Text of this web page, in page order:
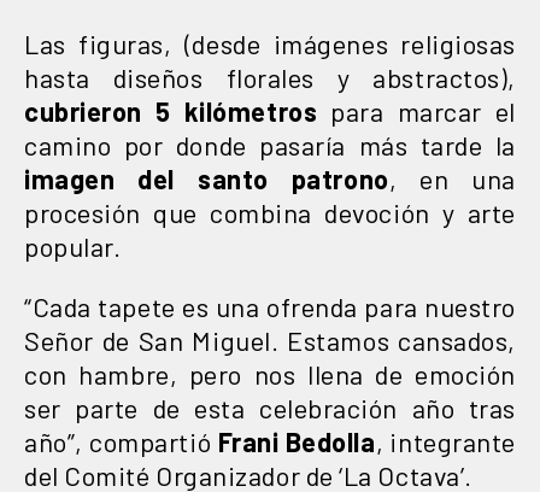
Las figuras, (desde imágenes religiosas
hasta diseños florales y abstractos),
cubrieron 5 kilómetros para marcar el
camino por donde pasaría más tarde la
imagen del santo patrono, en una
procesión que combina devoción y arte
popular.
“Cada tapete es una ofrenda para nuestro
Señor de San Miguel. Estamos cansados,
con hambre, pero nos llena de emoción
ser parte de esta celebración año tras
año”, compartió Frani Bedolla, integrante
del Comité Organizador de ‘La Octava’.